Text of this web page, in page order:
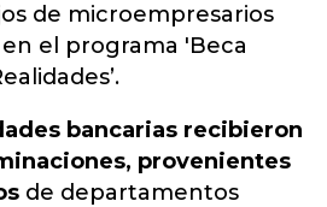
de microempresarios
el programa 'Beca
bancarias recibieron
provenientes
de departamentos